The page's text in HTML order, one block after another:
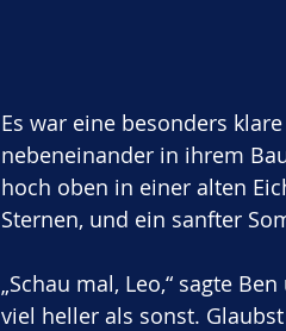
Es war eine besonders
nebeneinander in ihrem
hoch oben in einer alten
Sternen, und ein sanfter
„Schau mal, Leo,“ sagte
viel heller als sonst.